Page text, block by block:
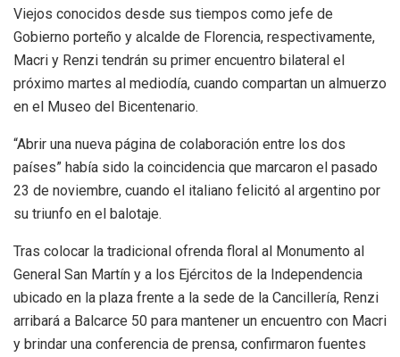
Viejos conocidos desde sus tiempos como jefe de
Gobierno porteño y alcalde de Florencia, respectivamente,
Macri y Renzi tendrán su primer encuentro bilateral el
próximo martes al mediodía, cuando compartan un almuerzo
en el Museo del Bicentenario.
“Abrir una nueva página de colaboración entre los dos
países” había sido la coincidencia que marcaron el pasado
23 de noviembre, cuando el italiano felicitó al argentino por
su triunfo en el balotaje.
Tras colocar la tradicional ofrenda floral al Monumento al
General San Martín y a los Ejércitos de la Independencia
ubicado en la plaza frente a la sede de la Cancillería, Renzi
arribará a Balcarce 50 para mantener un encuentro con Macri
y brindar una conferencia de prensa, confirmaron fuentes